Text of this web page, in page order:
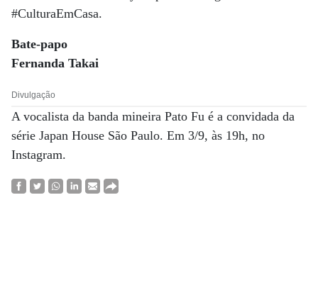
#CulturaEmCasa.
Bate-papo
Fernanda Takai
Divulgação
A vocalista da banda mineira Pato Fu é a convidada da
série Japan House São Paulo. Em 3/9, às 19h, no
Instagram.